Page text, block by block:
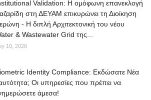
Validation: Η ομόφωνη επανεκλογή
στη ΔΕΥΑΜ επικυρώνει τη Διοίκηση
- Η διπλή Αρχιτεκτονική του νέου
& Wastewater Grid της...
10, 2026
Identity Compliance: Εκδώσατε Νέα
Οι υπηρεσίες που πρέπει να
άμεσα!